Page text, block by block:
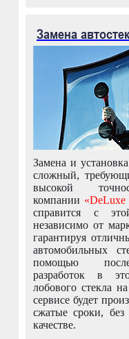
Замена
Замена и
сложный,
высокой
компании «DeLuxe
справится с
независимо от
гарантируя
автомобильных
помощью
разработок в
лобового стекла
сервисе будет
сжатые сроки,
качестве.